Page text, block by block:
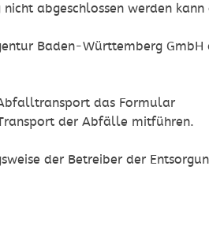
abgeschlossen werden kann
Baden-Württemberg GmbH
das Formular
der Abfälle mitführen.
der Betreiber der